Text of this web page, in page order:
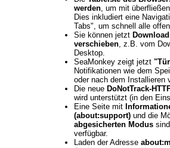
werden , um mit
Dies inkludiert eine
Tabs", um schnell alle
Sie können jetzt
verschieben , z.B. vom
Desktop.
SeaMonkey zeigt jetzt
Notifikationen wie dem
oder nach dem Installieren
Die neue DoNotTrack-
wird unterstützt (in den
Eine Seite mit
(about:support) und die
abgesicherten Modus
verfügbar.
Laden der Adresse